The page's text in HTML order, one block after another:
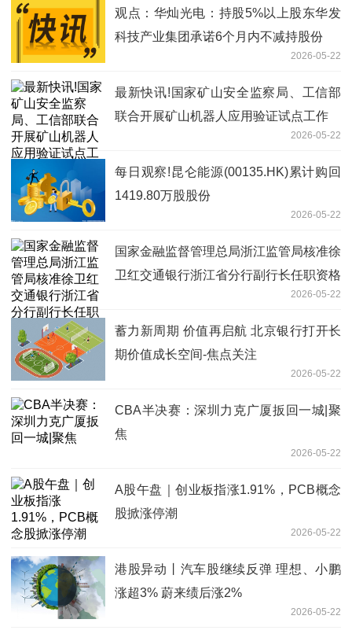
观点：华灿光电：持股5%以上股东华发
科技产业集团承诺6个月内不减持股份
2026-05-22
最新快讯!国家矿山安全监察局、工信部
联合开展矿山机器人应用验证试点工作
2026-05-22
每日观察!昆仑能源(00135.HK)累计购回
1419.80万股股份
2026-05-22
国家金融监督管理总局浙江监管局核准徐
卫红交通银行浙江省分行副行长任职资格
2026-05-22
蓄力新周期 价值再启航 北京银行打开长
期价值成长空间-焦点关注
2026-05-22
CBA半决赛：深圳力克广厦扳回一城|聚
焦
2026-05-22
A股午盘｜创业板指涨1.91%，PCB概念
股掀涨停潮
2026-05-22
港股异动丨汽车股继续反弹 理想、小鹏
涨超3% 蔚来绩后涨2%
2026-05-22